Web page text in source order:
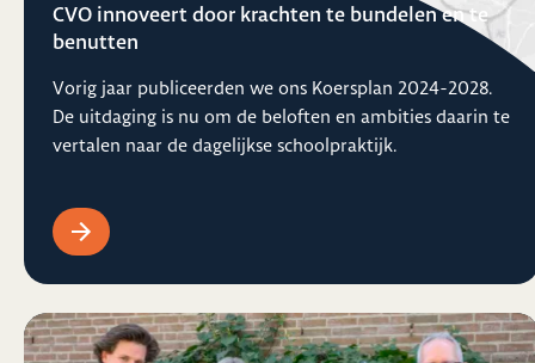
CVO innoveert door krachten te bundelen en te
benutten
Vorig jaar publiceerden we ons Koersplan 2024-2028.
De uitdaging is nu om de beloften en ambities daarin te
vertalen naar de dagelijkse schoolpraktijk.